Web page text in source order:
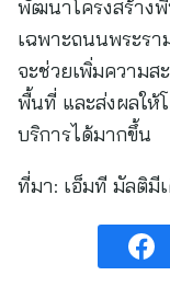
พัฒนาโครงสร้าง
เฉพาะถนนพระร
จะช่วยเพิ่มความส
พื้นที่ และส่งผลให้
บริการได้มากขึ้น
ที่มา: เอ็มที มัลติมี